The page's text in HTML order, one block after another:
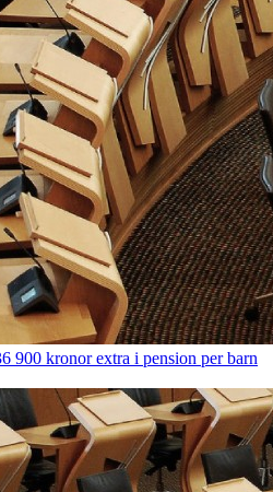
900 kronor extra i pension per barn